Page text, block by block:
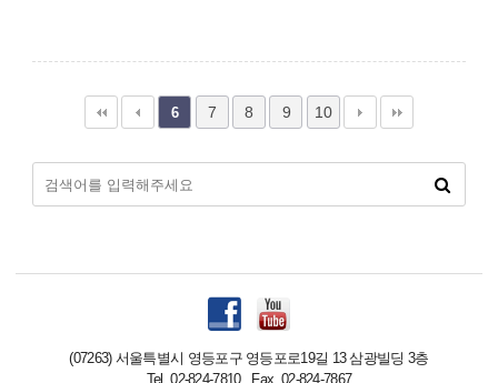
6 7 8 9 10
(07263) 서울특별시 영등포구 영등포로19길 13 삼광빌딩 3층
Tel. 02-824-7810 Fax. 02-824-7867